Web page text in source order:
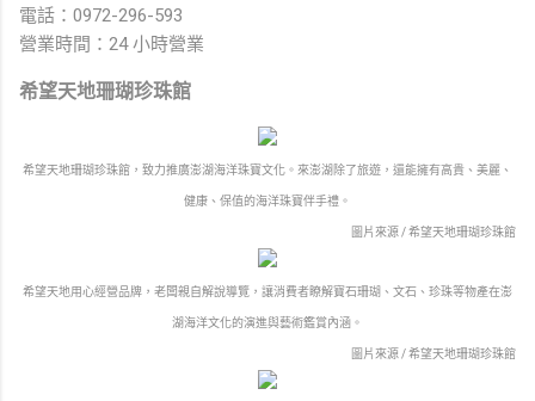
電話：0972-296-593
營業時間：24 小時營業
希望天地珊瑚珍珠館
希望天地珊瑚珍珠館，致力推廣澎湖海洋珠寶文化。來澎湖除了旅遊，還能擁有高貴、美麗、
健康、保值的海洋珠寶伴手禮。
圖片來源 / 希望天地珊瑚珍珠館
希望天地用心經營品牌，老闆親自解說導覽，讓消費者瞭解寶石珊瑚、文石、珍珠等物產在澎
湖海洋文化的演進與藝術鑑賞內涵。
圖片來源 / 希望天地珊瑚珍珠館